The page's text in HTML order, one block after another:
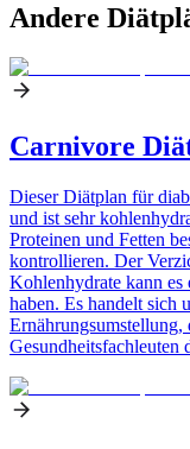
Andere
Carnivore
Dieser Diätplan für
und ist sehr
Proteinen und Fetten
kontrollieren. Der
Kohlenhydrate kann
haben. Es handelt sich
Gesundheitsfachleuten